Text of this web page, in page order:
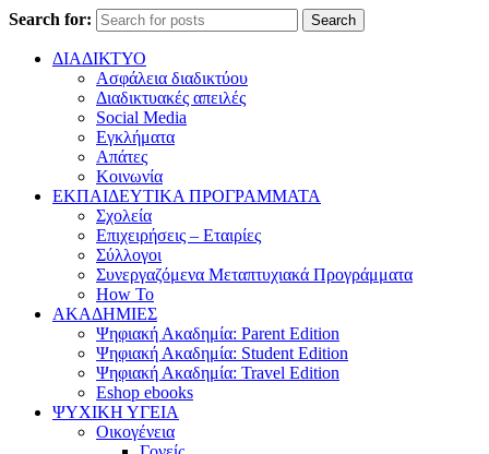
Search for: Search
ΔΙΑΔΙΚΤΥΟ
Ασφάλεια διαδικτύου
Διαδικτυακές απειλές
Social Media
Εγκλήματα
Απάτες
Κοινωνία
ΕΚΠΑΙΔΕΥΤΙΚΑ ΠΡΟΓΡΑΜΜΑΤΑ
Σχολεία
Επιχειρήσεις – Εταιρίες
Σύλλογοι
Συνεργαζόμενα Μεταπτυχιακά Προγράμματα
How To
ΑΚΑΔΗΜΙΕΣ
Ψηφιακή Ακαδημία: Parent Edition
Ψηφιακή Ακαδημία: Student Edition
Ψηφιακή Ακαδημία: Travel Edition
Eshop ebooks
ΨΥΧΙΚΗ ΥΓΕΙΑ
Οικογένεια